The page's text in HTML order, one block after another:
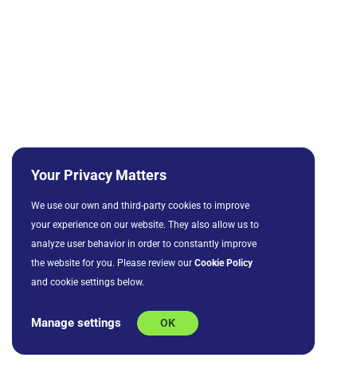
Your Privacy Matters
We use our own and third-party cookies to improve
your experience on our website. They also allow us to
analyze user behavior in order to constantly improve
the website for you. Please review our Cookie Policy
and cookie settings below.
Manage settings OK